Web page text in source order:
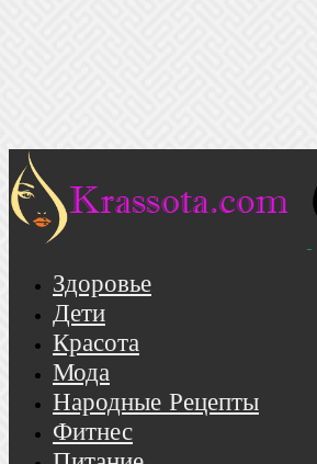
Здоровье
Дети
Красота
Мода
Народные Рецепты
Фитнес